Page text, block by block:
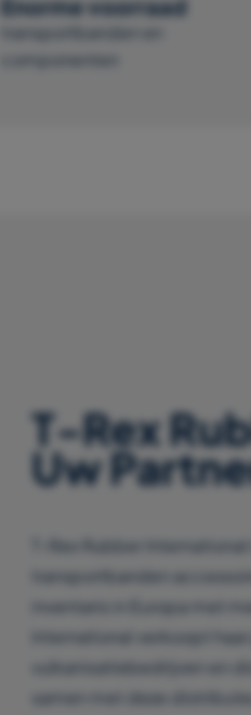
Enorme voorraad
transportbanden en
componenten
T-Rex
Uw
T-Rex Rubber
transportbanden
inventaris in Europa met
International verkoopt
vulkanisatiebedrijven en
samen met deze